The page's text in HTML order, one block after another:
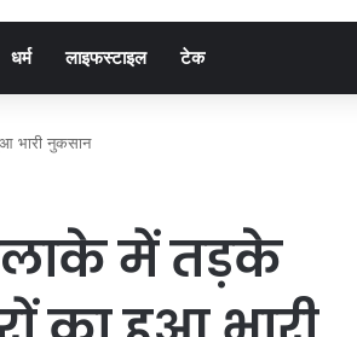
धर्म लाइफस्टाइल टेक
भारी नुकसान
में तड़के